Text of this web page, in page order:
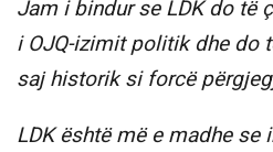
Jam i bindur se LDK do të
i OJQ-izimit politik dhe do
saj historik si forcë
LDK është më e madhe se